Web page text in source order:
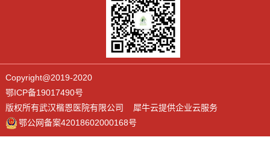
Copyright@2019-2020
鄂ICP备19017490号
版权所有武汉楷恩医院有限公司 犀牛云提供企业云服务
鄂公网备案42018602000168号